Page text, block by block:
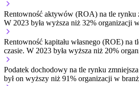
Rentowność aktywów (ROA) na tle rynku
W 2023 była wyższa niż 32% organizacji
Rentowność kapitału własnego (ROE) na
czasie. W 2023 była wyższa niż 20%
Podatek dochodowy na tle rynku
był on wyższy niż 91% organizacji w